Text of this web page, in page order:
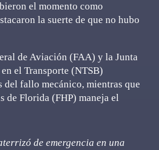
el momento como
la suerte de que no hubo
de Aviación (FAA) y la Junta
el Transporte (NTSB)
del fallo mecánico, mientras que
de Florida (FHP) maneja el
de emergencia en una